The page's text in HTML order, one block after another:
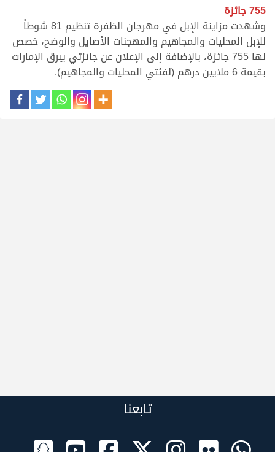
755 جائزة
وشهدت مزاينة الإبل في مهرجان الظفرة تنظيم 81 شوطاً
للإبل المحليات والمجاهيم والمهجنات الأصايل والوضح، خصص
لها 755 جائزة، بالإضافة إلى الإعلان عن جائزتي بيرق الإمارات
بقيمة 6 ملايين درهم (لفئتي المحليات والمجاهيم).
تابعنا